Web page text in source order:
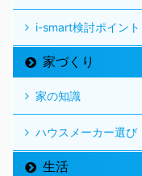
i-smart検討ポイント
家づくり
家の知識
ハウスメーカー選び
生活